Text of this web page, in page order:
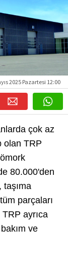
2025 Pazartesi 12:00
çok az
olan TRP
80.000'den
taşıma
parçaları
ayrıca
ve